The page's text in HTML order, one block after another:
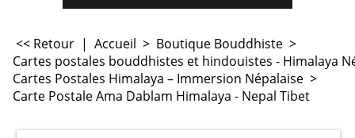
<< Retour | Accueil > Boutique Bouddhiste >
Cartes postales bouddhistes et hindouistes - Himalaya
Cartes Postales Himalaya – Immersion Népalaise >
Carte Postale Ama Dablam Himalaya - Nepal Tibet